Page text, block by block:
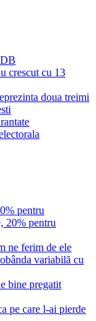
crescut cu 13
doua treimi
pentru
20% pentru
ne ferim de ele
variabilă cu
bine pregatit
pe care l-ai pierde